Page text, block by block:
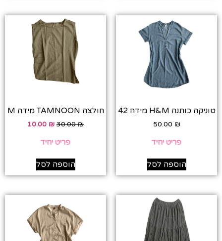
טוניקה כותנה H&M מידה 42
50.00 ₪
פריט יחיד
הוספה לסל
חולצה TAMNOON מידה M
30.00₪
10.00 ₪
פריט יחיד
הוספה לסל